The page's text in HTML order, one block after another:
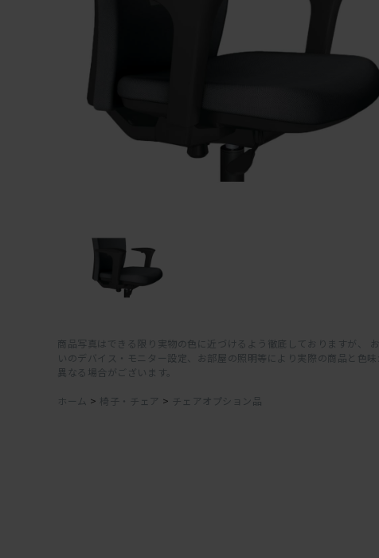
商品写真はできる限り実物の色に近づけるよう徹底しておりますが、
いのデバイス・モニター設定、お部屋の照明等により実際の商品と色味
異なる場合がございます。
ホーム > 椅子・チェア > チェアオプション品